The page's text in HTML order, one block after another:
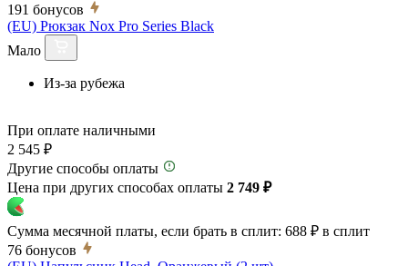
191 бонусов
(EU) Рюкзак Nox Pro Series Black
Мало
Из-за рубежа
При оплате наличными
2 545 ₽
Другие способы оплаты
Цена при других способах оплаты 2 749 ₽
Сумма месячной платы, если брать в сплит: 688 ₽ в сплит
76 бонусов